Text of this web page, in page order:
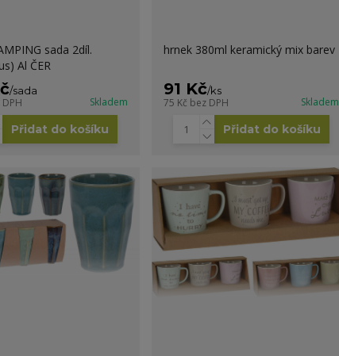
sada 2díl.
Al ČER
/sada
Skladem
Přidat do košíku
hrnek 380ml keramický mix barev
91 Kč/ks
75 Kč bez DPH Skladem
Přidat do košíku